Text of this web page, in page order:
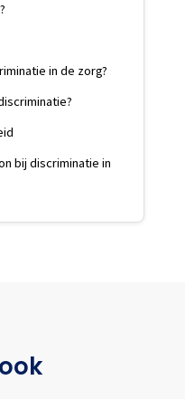
in de zorg?
bij discriminatie in